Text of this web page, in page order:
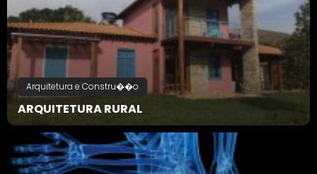
Arquitetura e Constru��o
ARQUITETURA RURAL